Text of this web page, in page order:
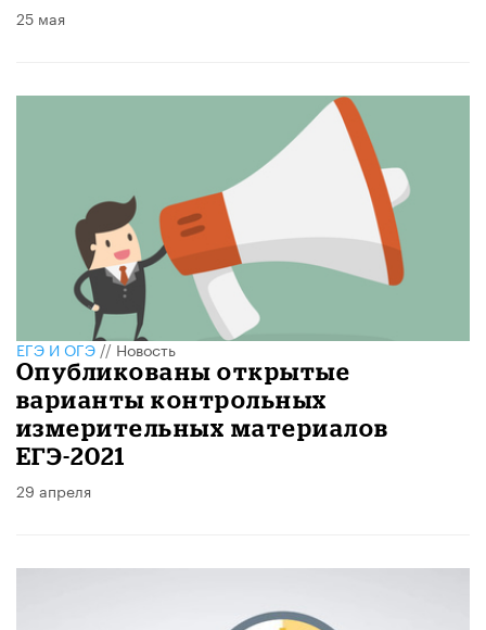
25 мая
ЕГЭ И ОГЭ//Новость
Опубликованы открытые
варианты контрольных
измерительных материалов
ЕГЭ-2021
29 апреля